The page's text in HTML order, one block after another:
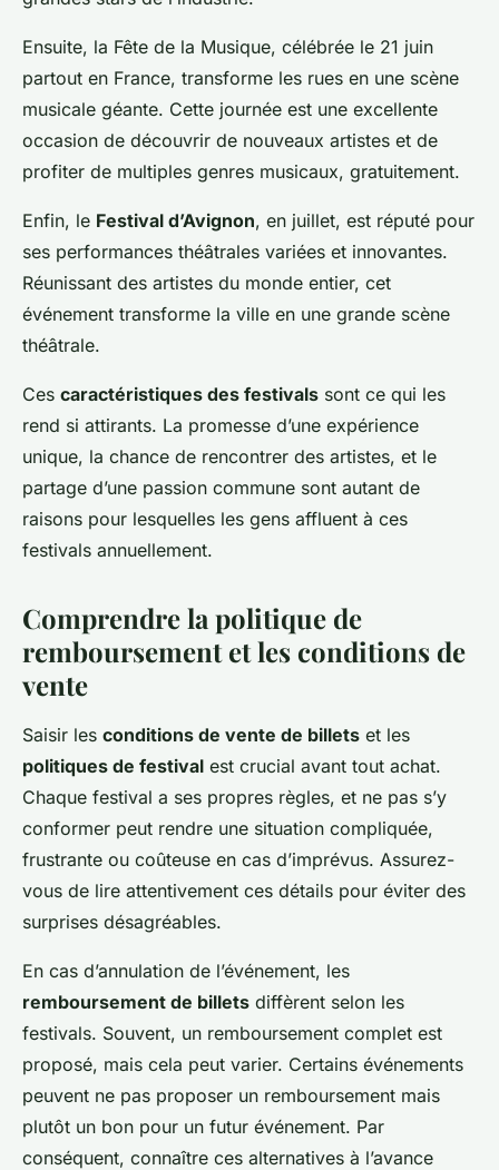
Ensuite, la Fête de la Musique, célébrée le 21 juin
partout en France, transforme les rues en une scène
musicale géante. Cette journée est une excellente
occasion de découvrir de nouveaux artistes et de
profiter de multiples genres musicaux, gratuitement.
Enfin, le Festival d’Avignon, en juillet, est réputé pour
ses performances théâtrales variées et innovantes.
Réunissant des artistes du monde entier, cet
événement transforme la ville en une grande scène
théâtrale.
Ces caractéristiques des festivals sont ce qui les
rend si attirants. La promesse d’une expérience
unique, la chance de rencontrer des artistes, et le
partage d’une passion commune sont autant de
raisons pour lesquelles les gens affluent à ces
festivals annuellement.
Comprendre la politique de
remboursement et les conditions de
vente
Saisir les conditions de vente de billets et les
politiques de festival est crucial avant tout achat.
Chaque festival a ses propres règles, et ne pas s’y
conformer peut rendre une situation compliquée,
frustrante ou coûteuse en cas d’imprévus. Assurez-
vous de lire attentivement ces détails pour éviter des
surprises désagréables.
En cas d’annulation de l’événement, les
remboursement de billets diffèrent selon les
festivals. Souvent, un remboursement complet est
proposé, mais cela peut varier. Certains événements
peuvent ne pas proposer un remboursement mais
plutôt un bon pour un futur événement. Par
conséquent, connaître ces alternatives à l’avance